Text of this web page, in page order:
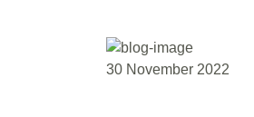
30 November 2022